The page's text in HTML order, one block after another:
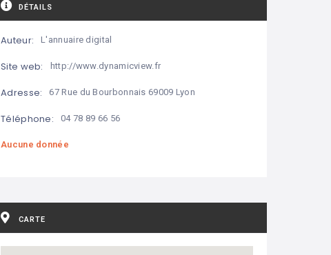
DÉTAILS
Auteur: L'annuaire digital
Site web: http://www.dynamicview.fr
Adresse: 67 Rue du Bourbonnais 69009 Lyon
Téléphone: 04 78 89 66 56
Aucune donnée
CARTE